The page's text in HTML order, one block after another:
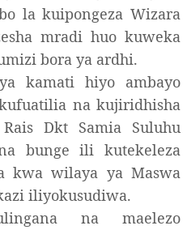
la kuipongeza Wizara
mradi huo kuweka
bora ya ardhi.
kamati hiyo ambayo
na kujiridhisha
Dkt Samia Suluhu
bunge ili kutekeleza
kwa wilaya ya Maswa
iliyokusudiwa.
na maelezo